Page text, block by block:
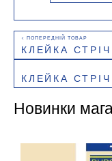
КЛЕЙКА СТРІЧКА
КЛЕЙКА СТРІЧКА
Новинки